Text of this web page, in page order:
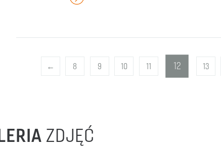
← 8 9 10 11 12 13
ZDJĘĆ